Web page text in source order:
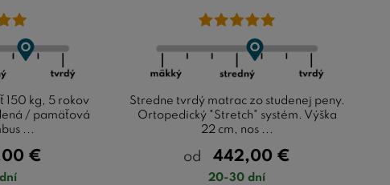
150 kg, 5 rokov
/ pamäťová
...
€
Stredne tvrdý matrac zo studenej peny.
Ortopedický "Stretch" systém. Výška
22 cm, nos ...
od 442,00 €
20-30 dní